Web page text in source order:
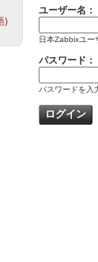
ユーザー名：
日本Zabbixユー
パスワード：
パスワードを入
)